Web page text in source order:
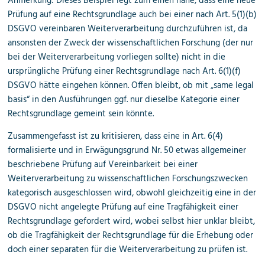
Prüfung auf eine Rechtsgrundlage auch bei einer nach Art. 5(1)(b)
DSGVO vereinbaren Weiterverarbeitung durchzuführen ist, da
ansonsten der Zweck der wissenschaftlichen Forschung (der nur
bei der Weiterverarbeitung vorliegen sollte) nicht in die
ursprüngliche Prüfung einer Rechtsgrundlage nach Art. 6(1)(f)
DSGVO hätte eingehen können. Offen bleibt, ob mit „same legal
basis“ in den Ausführungen ggf. nur dieselbe Kategorie einer
Rechtsgrundlage gemeint sein könnte.
Zusammengefasst ist zu kritisieren, dass eine in Art. 6(4)
formalisierte und in Erwägungsgrund Nr. 50 etwas allgemeiner
beschriebene Prüfung auf Vereinbarkeit bei einer
Weiterverarbeitung zu wissenschaftlichen Forschungszwecken
kategorisch ausgeschlossen wird, obwohl gleichzeitig eine in der
DSGVO nicht angelegte Prüfung auf eine Tragfähigkeit einer
Rechtsgrundlage gefordert wird, wobei selbst hier unklar bleibt,
ob die Tragfähigkeit der Rechtsgrundlage für die Erhebung oder
doch einer separaten für die Weiterverarbeitung zu prüfen ist.